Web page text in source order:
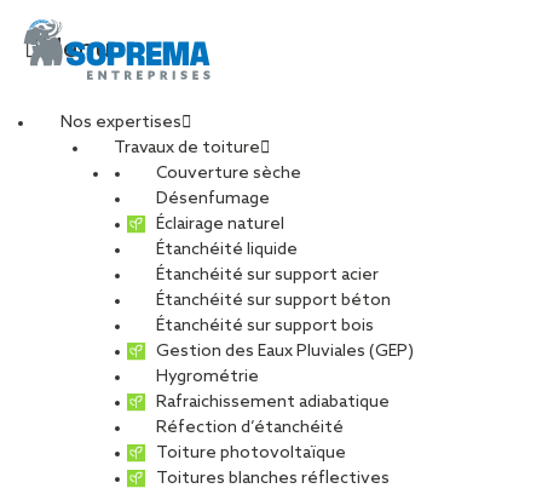
Menu
Nos expertises
Travaux de toiture
Couverture sèche
Désenfumage
Éclairage naturel
Étanchéité liquide
Étanchéité sur support acier
Étanchéité sur support béton
Étanchéité sur support bois
Gestion des Eaux Pluviales (GEP)
Hygrométrie
Rafraichissement adiabatique
Réfection d’étanchéité
Toiture photovoltaïque
Toitures blanches réflectives
TOUR ELITHIS
PARTAGER